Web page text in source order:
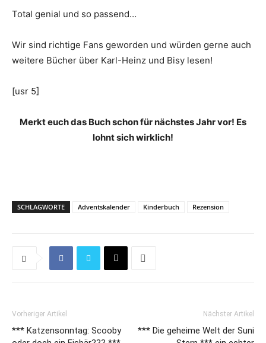
Total genial und so passend…
Wir sind richtige Fans geworden und würden gerne auch
weitere Bücher über Karl-Heinz und Bisy lesen!
[usr 5]
Merkt euch das Buch schon für nächstes Jahr vor! Es
lohnt sich wirklich!
SCHLAGWORTE Adventskalender Kinderbuch Rezension
Vorheriger Artikel
*** Katzensonntag: Scooby
Nächster Artikel
*** Die geheime Welt der Suni